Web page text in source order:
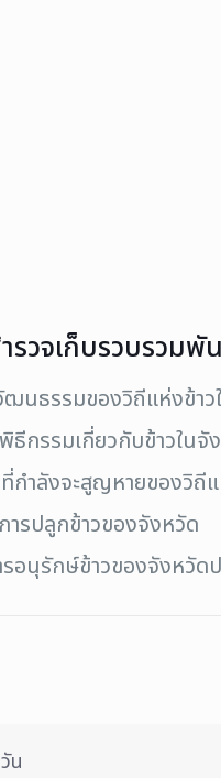
วจเก็บรวบรวมพั
ฒนธรรมของวิถีแห่งข้า
ธีกรรมเกี่ยวกับข้าวใน
กำลังจะสูญหายของวิถี
รปลูกข้าวของจังหวัด
รอนุรักษ์ข้าวของจังหวัด
น